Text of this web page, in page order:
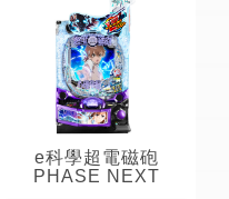
e科學超電磁砲
PHASE NEXT